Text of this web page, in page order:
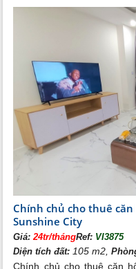
Chính chủ cho thuê
Sunshine City
Giá:24tr/thángRef: VI3875
Diện tích đất: 105 m2,
Chính chủ cho thuê căn